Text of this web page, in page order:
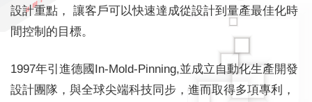
設計重點，
讓客戶可以快速達成從設計到量產最佳化時
間控制的目標。
1997年引進德國In-Mold-Pinning,並成立自動化生產開發
設計團隊，與全球尖端科技同步，進而取得多項專利，